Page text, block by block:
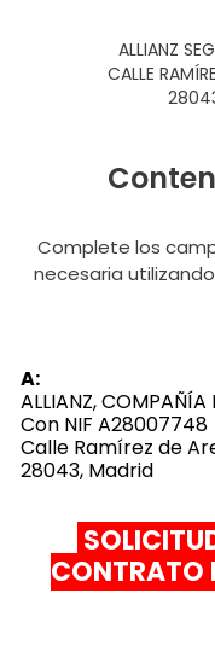
ALLIANZ
CALLE
Complete los
necesaria
A:
ALLIANZ, COMPAÑÍA
Con NIF A28007748
Calle Ramírez de
28043, Madrid
CONTRATO